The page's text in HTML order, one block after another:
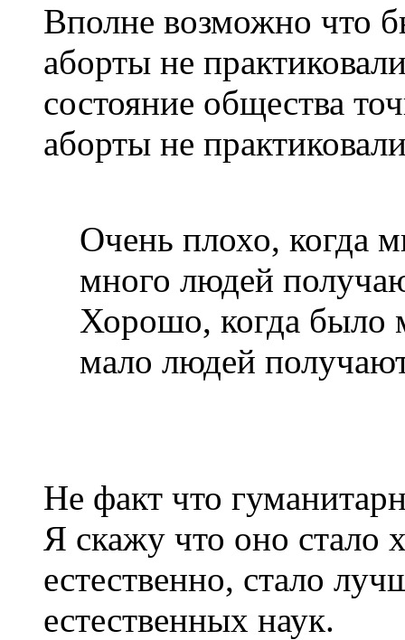
Вполне возможно что
аборты не
состояние общества
аборты не
Очень плохо, когда
много людей
Хорошо, когда было
мало людей
Не факт что
Я скажу что оно стало
естественно, стало
естественных наук.